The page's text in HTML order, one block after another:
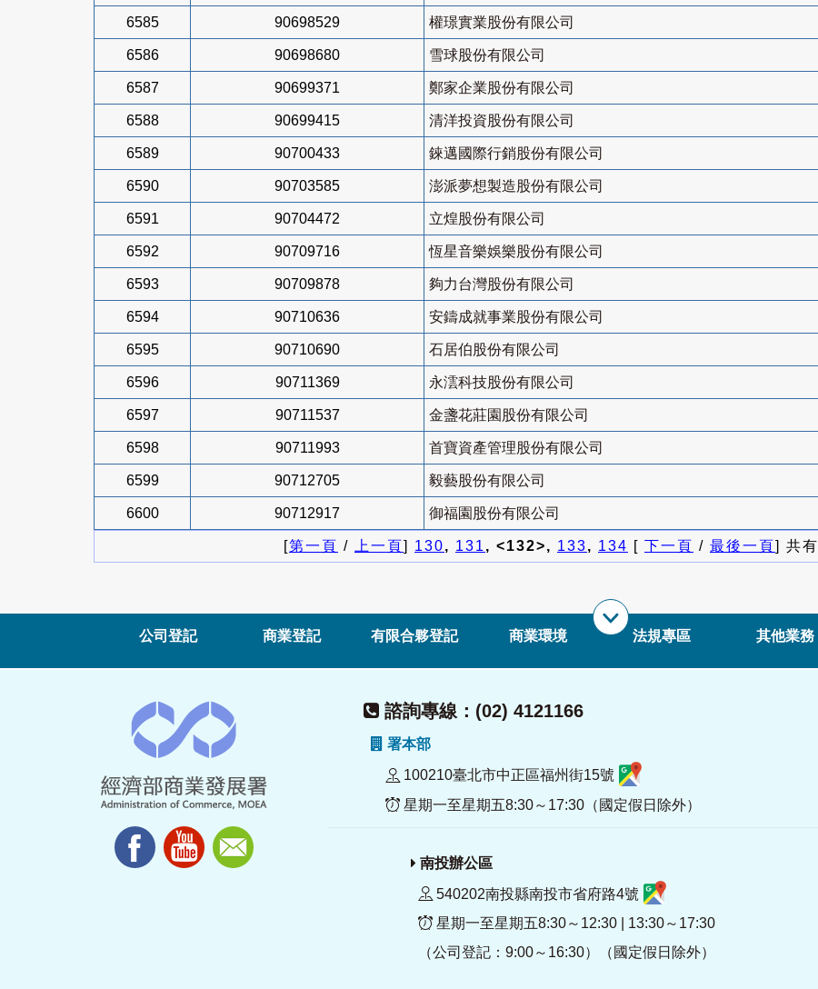
6585 90698529 權璟實業股份有限公司
6586 90698680 雪球股份有限公司
6587 90699371 鄭家企業股份有限公司
6588 90699415 清洋投資股份有限公司
6589 90700433 錸邁國際行銷股份有限公司
6590 90703585 澎派夢想製造股份有限公司
6591 90704472 立煌股份有限公司
6592 90709716 恆星音樂娛樂股份有限公司
6593 90709878 夠力台灣股份有限公司
6594 90710636 安鑄成就事業股份有限公司
6595 90710690 石居伯股份有限公司
6596 90711369 永澐科技股份有限公司
6597 90711537 金盞花莊園股份有限公司
6598 90711993 首寶資產管理股份有限公司
6599 90712705 毅藝股份有限公司
6600 90712917 御福園股份有限公司
[第一頁 / 上一頁] 130, 131, <132>, 133, 134 [ 下一頁 / 最後一頁] 共有
公司登記 商業登記 有限合夥登記 商業環境 法規專區 其他業務
諮詢專線：(02) 4121166
署本部
100210臺北市中正區福州街15號
星期一至星期五8:30～17:30（國定假日除外）
南投辦公區
540202南投縣南投市省府路4號
星期一至星期五8:30～12:30 | 13:30～17:30
（公司登記：9:00～16:30）（國定假日除外）